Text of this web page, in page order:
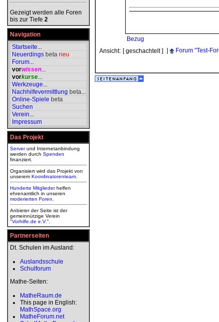
Gezeigt werden alle Foren
bis zur Tiefe 2
Navigation
Startseite...
Neuerdings beta neu
Forum...
vorwissen...
vorkurse...
Werkzeuge...
Nachhilfevermittlung beta...
Online-Spiele beta
Suchen
Verein...
Impressum
Das Projekt
Serverund Internetanbindung
werden durch Spenden
finanziert.
Organisiert wird das Projekt von
unserem Koordinatorenteam
Hunderte Mitgliederhelfen
ehrenamtlich in unseren
moderierten Foren
Anbieter der Seite ist der
gemeinnützige Verein
"Vorhilfe.de e.V.".
Partnerseiten
Dt. Schulen im Ausland:
Auslandsschule
Schulforum
Mathe-Seiten:
MatheRaum.de
This page in English:
MathSpace.org
MatheForum.net
Bezug
Ansicht: [ geschachtelt ] Forum "Test-